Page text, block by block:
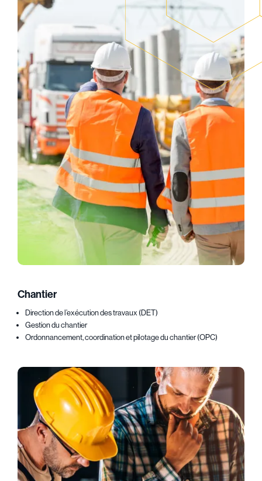
Chantier
Direction de l’exécution des travaux (DET)
Gestion du chantier
Ordonnancement, coordination et pilotage du chantier (OPC)